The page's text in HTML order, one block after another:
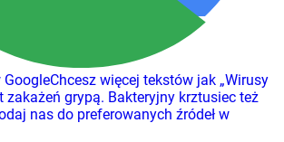
GoogleChcesz więcej tekstów jak „Wirusy
zakażeń grypą. Bakteryjny krztusiec też
nas do preferowanych źródeł w